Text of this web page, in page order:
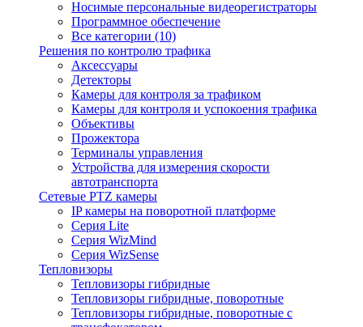
Носимые персональные видеорегистраторы
Программное обеспечение
Все категории (10)
Решения по контролю трафика
Аксессуары
Детекторы
Камеры для контроля за трафиком
Камеры для контроля и успокоения трафика
Объективы
Прожектора
Терминалы управления
Устройства для измерения скорости
автотранспорта
Сетевые PTZ камеры
IP камеры на поворотной платформе
Серия Lite
Серия WizMind
Серия WizSense
Тепловизоры
Тепловизоры гибридные
Тепловизоры гибридные, поворотные
Тепловизоры гибридные, поворотные с